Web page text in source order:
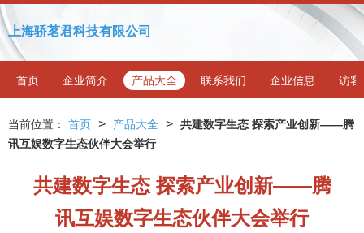
上海骄茗君科技有限公司
首页 企业简介 产品大全 联系我们 企业信息 访客
当前位置： 首页 > 产品大全 > 共建数字生态 探索产业创新——腾
讯互娱数字生态伙伴大会举行
共建数字生态 探索产业创新——腾
讯互娱数字生态伙伴大会举行